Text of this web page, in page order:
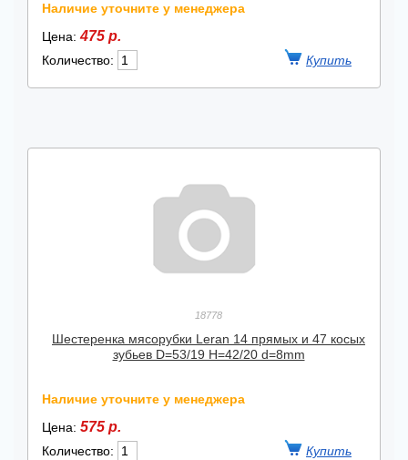
Наличие уточните у менеджера
Цена:475 р.
Количество:
18778
Шестеренка мясорубки Leran 14 прямых и 47 косых
зубьев D=53/19 H=42/20 d=8mm
Наличие уточните у менеджера
Цена: 575 р.
Количество: